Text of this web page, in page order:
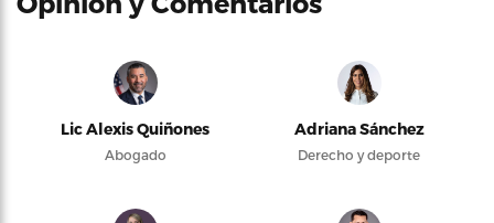
Lic Alexis Quiñones
Abogado
Adriana Sánchez
Derecho y deporte